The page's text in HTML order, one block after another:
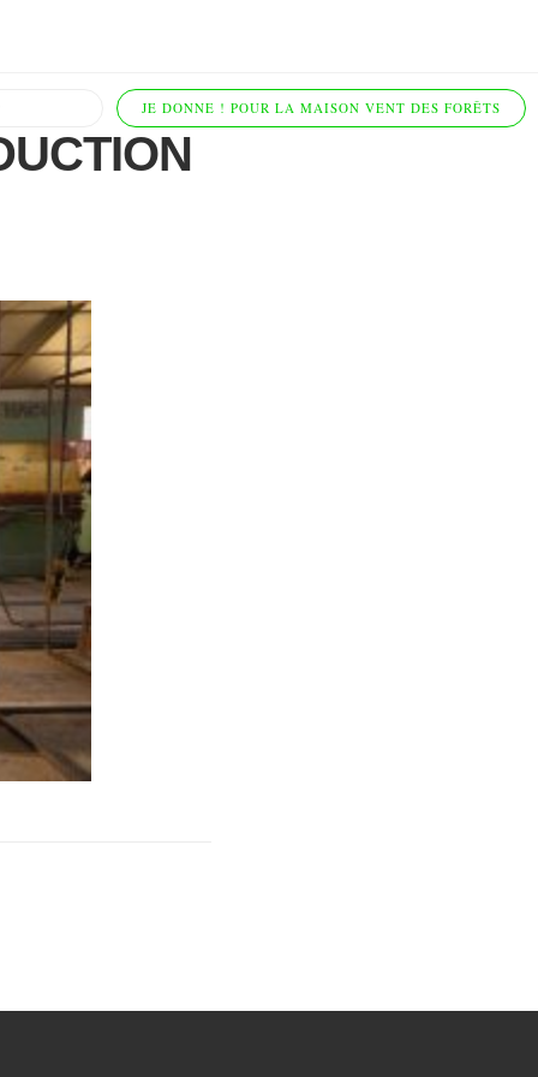
JE DONNE ! POUR LA MAISON VENT DES FORÊTS